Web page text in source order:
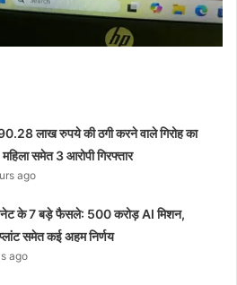
लाख रुपये की ठगी करने वाले गिरोह का
महिला समेत 3 आरोपी गिरफ्तार
ago
के 7 बड़े फैसले: 500 करोड़ AI मिशन,
समेत कई अहम निर्णय
ago